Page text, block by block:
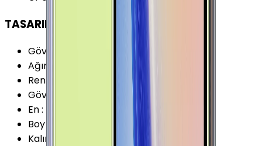
TASARIM
Gövde Malzemesi (Kapak)
Ağırlık
Renk Seçenekleri
Bakır Mavi Mor Siyah
Gövde Malzemesi (Çerçeve)
En:
Boy
Kalınlık